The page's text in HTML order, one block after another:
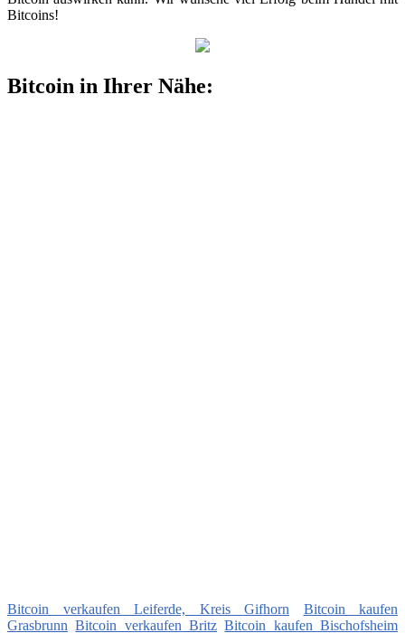
Bitcoins!
Bitcoin in Ihrer Nähe:
Bitcoin verkaufen Leiferde, Kreis Gifhorn
Bitcoin kaufen
Grasbrunn Bitcoin verkaufen Britz Bitcoin kaufen Bischofsheim